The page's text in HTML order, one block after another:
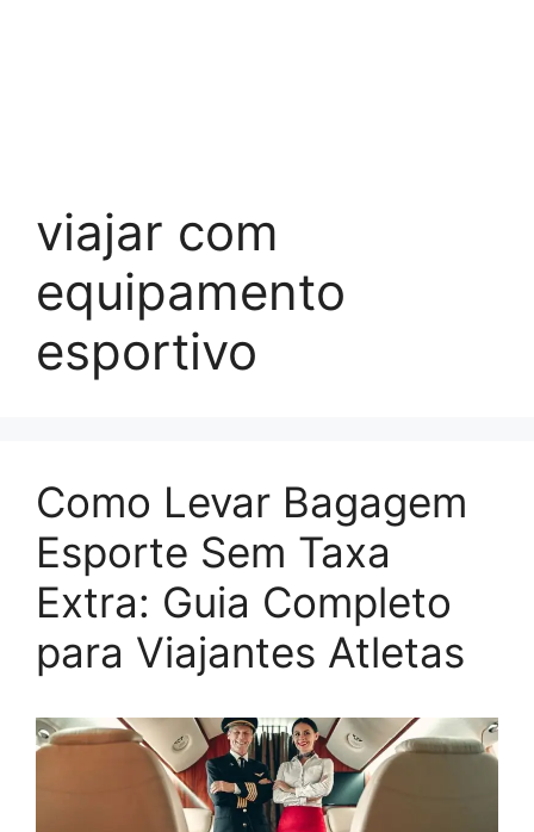
viajar com
equipamento
esportivo
Como Levar Bagagem
Esporte Sem Taxa
Extra: Guia Completo
para Viajantes Atletas